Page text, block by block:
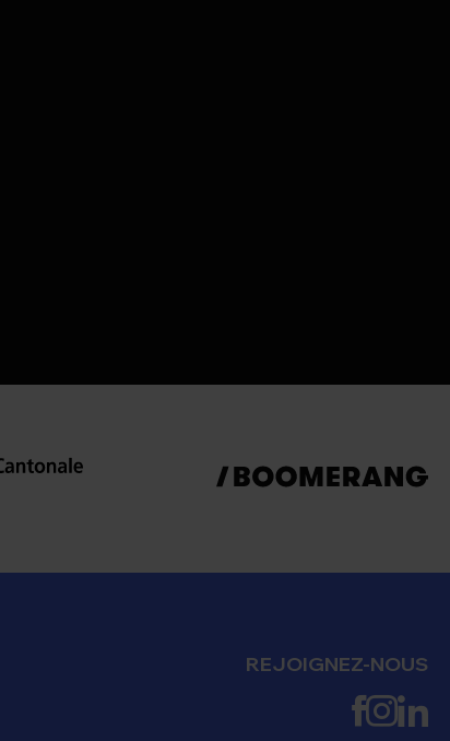
REJOIGNEZ-NOUS